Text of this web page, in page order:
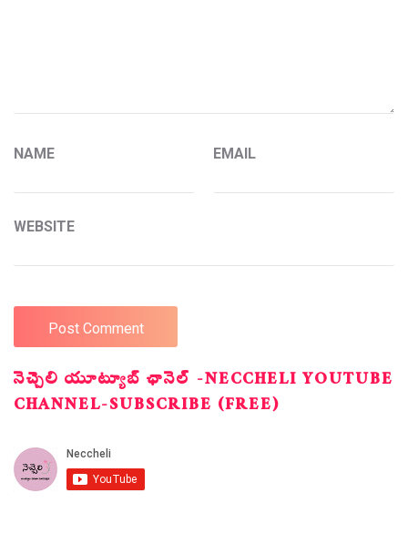
NAME EMAIL
WEBSITE
నెచ్చెలి యూట్యూబ్ ఛానెల్ -NECCHELI YOUTUBE
CHANNEL-SUBSCRIBE (FREE)